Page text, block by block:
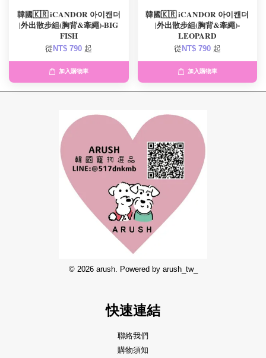
韓國🇰🇷 iCANDOR 아이캔더
|外出散步組(胸背&牽繩)-BIG
FISH
從 NT$ 790 起
加入購物車
韓國🇰🇷 iCANDOR 아이캔더
|外出散步組(胸背&牽繩)-
LEOPARD
從 NT$ 790 起
加入購物車
© 2026 arush. Powered by arush_tw_
快速連結
聯絡我們
購物須知